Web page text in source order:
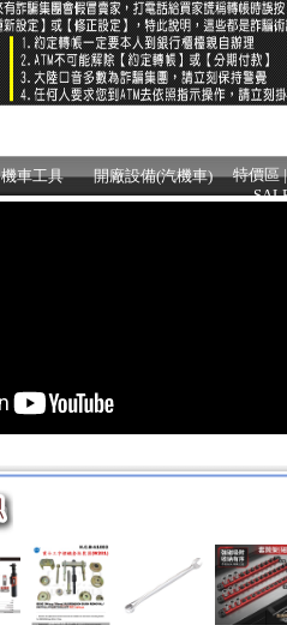
機車工具 開廠設備(汽機車)
特價區